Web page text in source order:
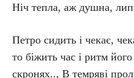
Ніч тепла, аж душна,
Петро сидить і чекає,
то біжить час і ритм
скронях.., В темряві